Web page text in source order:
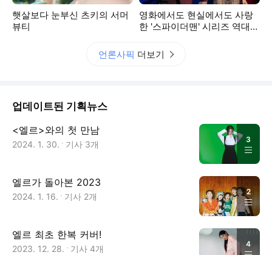
햇살보다 눈부신 츠키의 서머
뷰티
영화에서도 현실에서도 사랑
한 '스파이더맨' 시리즈 역대
언론사픽 더보기
업데이트된 기획뉴스
<엘르>와의 첫 만남
2024. 1. 30. 기사 3개 3
엘르가 돌아본 2023
2024. 1. 16. 기사 2개 2
엘르 최초 한복 커버!
2023. 12. 28. 기사 4개 4